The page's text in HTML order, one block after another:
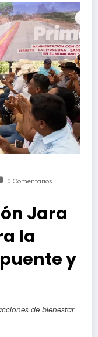
0 Comentarios
Jara
la
y
de bienestar